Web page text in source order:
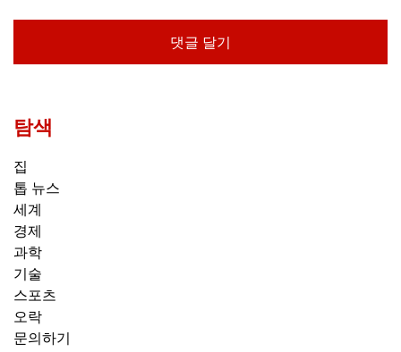
탐색
집
톱 뉴스
세계
경제
과학
기술
스포츠
오락
문의하기